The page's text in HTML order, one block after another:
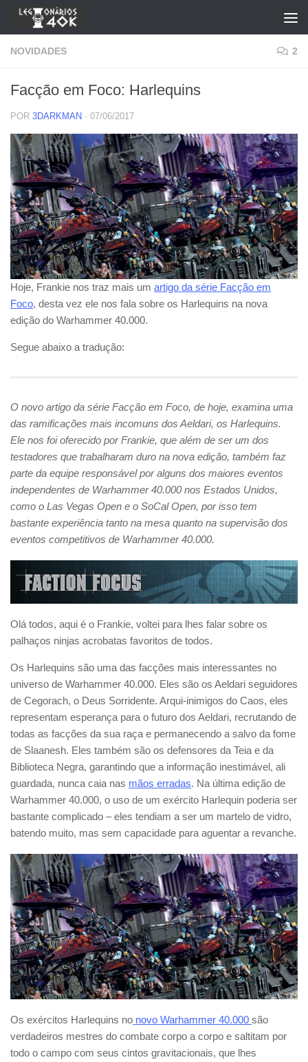
Skip to content
NOVIDADES 2
Facção em Foco: Harlequins
POR 3DARKMAN · 07/06/2017
Hoje, Frankie nos traz mais um artigo da série Facção em
Foco, desta vez ele nos fala sobre os Harlequins na nova
edição do Warhammer 40.000.
Segue abaixo a tradução:
O novo artigo da série Facção em Foco, de hoje, examina uma
das ramificações mais incomuns dos Aeldari, os Harlequins.
Ele nos foi oferecido por Frankie, que além de ser um dos
testadores que trabalharam duro na nova edição, também faz
parte da equipe responsável por alguns dos maiores eventos
independentes de Warhammer 40.000 nos Estados Unidos,
como o Las Vegas Open e o SoCal Open, por isso tem
bastante experiência tanto na mesa quanto na supervisão dos
eventos competitivos de Warhammer 40.000.
Olá todos, aqui é o Frankie, voltei para lhes falar sobre os
palhaços ninjas acrobatas favoritos de todos.
Os Harlequins são uma das facções mais interessantes no
universo de Warhammer 40.000. Eles são os Aeldari seguidores
de Cegorach, o Deus Sorridente. Arqui-inimigos do Caos, eles
representam esperança para o futuro dos Aeldari, recrutando de
todas as facções da sua raça e permanecendo a salvo da fome
de Slaanesh. Eles também são os defensores da Teia e da
Biblioteca Negra, garantindo que a informação inestimável, ali
guardada, nunca caia nas mãos erradas. Na última edição de
Warhammer 40.000, o uso de um exército Harlequin poderia ser
bastante complicado – eles tendiam a ser um martelo de vidro,
batendo muito, mas sem capacidade para aguentar a revanche.
Os exércitos Harlequins no novo Warhammer 40.000 são
verdadeiros mestres do combate corpo a corpo e saltitam por
todo o campo com seus cintos gravitacionais, que lhes